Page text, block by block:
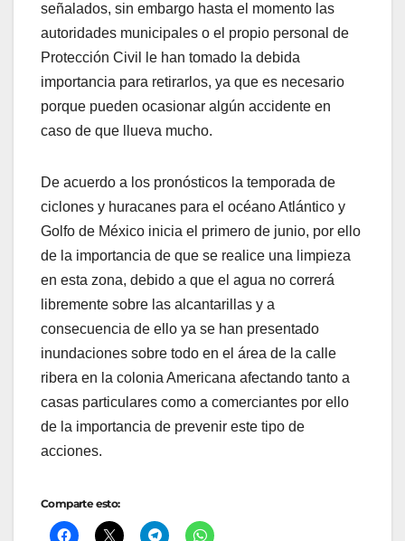
señalados, sin embargo hasta el momento las
autoridades municipales o el propio personal de
Protección Civil le han tomado la debida
importancia para retirarlos, ya que es necesario
porque pueden ocasionar algún accidente en
caso de que llueva mucho.
De acuerdo a los pronósticos la temporada de
ciclones y huracanes para el océano Atlántico y
Golfo de México inicia el primero de junio, por ello
de la importancia de que se realice una limpieza
en esta zona, debido a que el agua no correrá
libremente sobre las alcantarillas y a
consecuencia de ello ya se han presentado
inundaciones sobre todo en el área de la calle
ribera en la colonia Americana afectando tanto a
casas particulares como a comerciantes por ello
de la importancia de prevenir este tipo de
acciones.
Comparte esto: